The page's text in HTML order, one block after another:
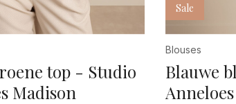
top - Studio
Madison
Sale
Blouses
Blauwe